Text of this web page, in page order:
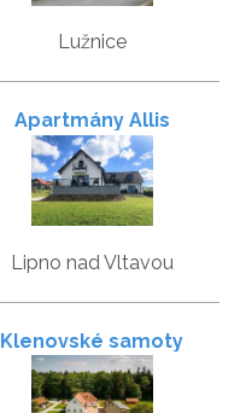
Lužnice
Apartmány Allis
Lipno nad Vltavou
Klenovské samoty